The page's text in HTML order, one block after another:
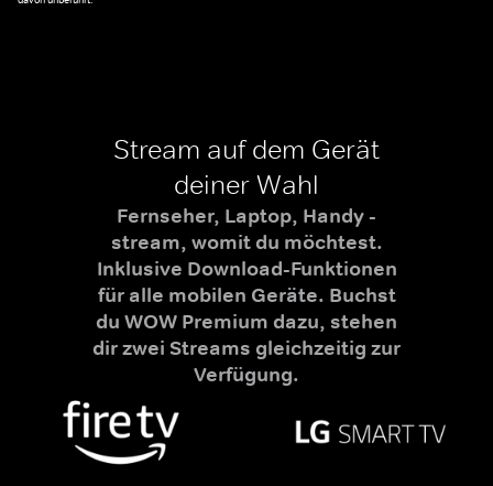
Stream auf dem Gerät
deiner Wahl
Fernseher, Laptop, Handy -
stream, womit du möchtest.
Inklusive Download-Funktionen
für alle mobilen Geräte. Buchst
du WOW Premium dazu, stehen
dir zwei Streams gleichzeitig zur
Verfügung.